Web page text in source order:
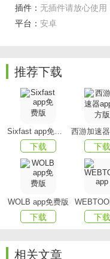
佬俱乐部、包赢车队应
分，解锁满分游戏体验
有多支明星战队入
平台上找BLG.Bin
降语音直播、明星水友
【明星主播入驻比心
林洛洛：颜值达人
关小橙：颜值达人
智勋：英雄联盟人
插件： 无插件请放心使用
平台： 安卓
推荐下载
Sixfast app免费版
下载 下载
WOLB app免费版
下载 下载
相关文章